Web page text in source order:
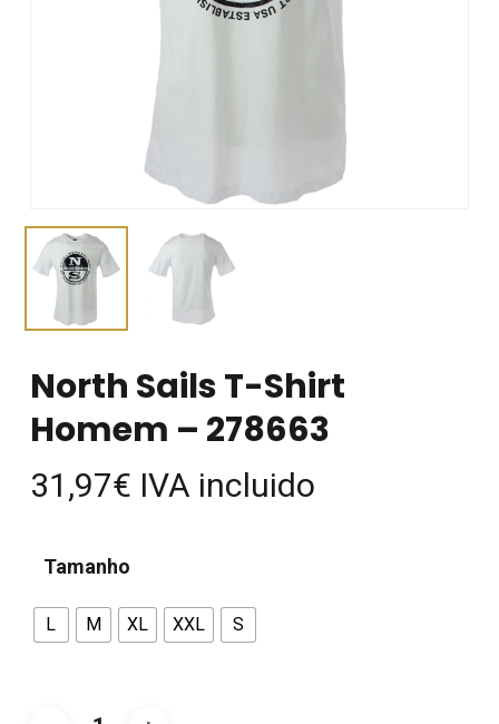
North Sails T-Shirt
Homem – 278663
31,97€ IVA incluido
Tamanho
L M XL XXL S